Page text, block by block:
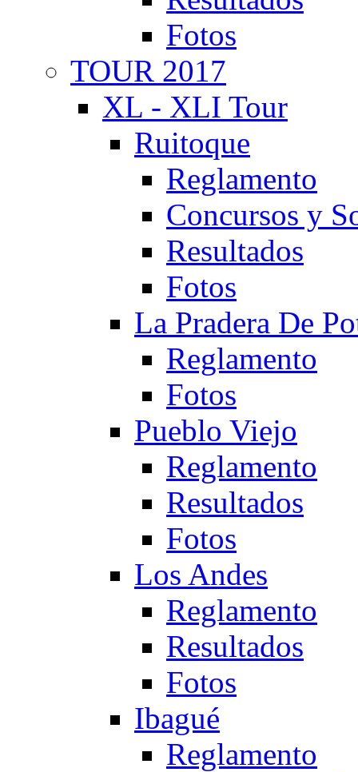
Fotos
TOUR 2017
XL - XLI Tour
Ruitoque
Reglamento
Concursos y
Resultados
Fotos
La Pradera De
Reglamento
Fotos
Pueblo Viejo
Reglamento
Resultados
Fotos
Los Andes
Reglamento
Resultados
Fotos
Ibagué
Reglamento